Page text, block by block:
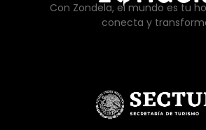
Con Zondela, el mundo es tu
conecta y